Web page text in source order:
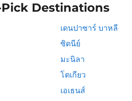
Destinations
เดนปาซาร์ บาหลี
ซิดนีย์
มะนิลา
โตเกียว
เอเธนส์